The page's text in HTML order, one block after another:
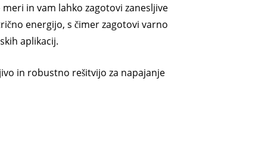
in vam lahko zagotovi zanesljive
energijo, s čimer zagotovi varno
aplikacij.
in robustno rešitvijo za napajanje